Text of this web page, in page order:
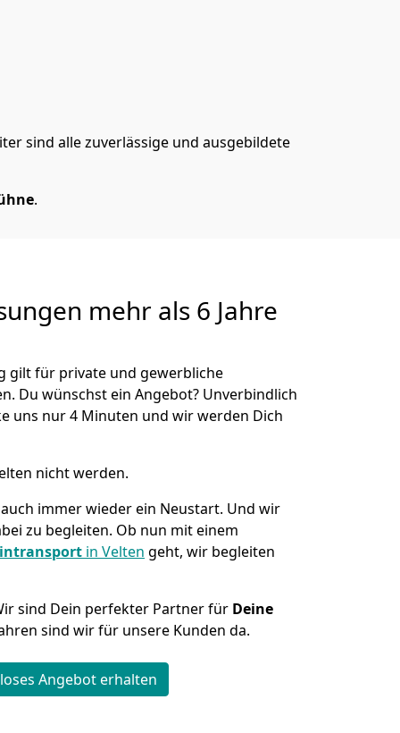
sind alle zuverlässige und ausgebildete
.
mehr als 6 Jahre
gilt für private und gewerbliche
Du wünschst ein Angebot? Unverbindlich
uns nur 4 Minuten und wir werden Dich
nicht werden.
immer wieder ein Neustart. Und wir
zu begleiten. Ob nun mit einem
in Velten geht, wir begleiten
sind Dein perfekter Partner für Deine
sind wir für unsere Kunden da.
Angebot erhalten